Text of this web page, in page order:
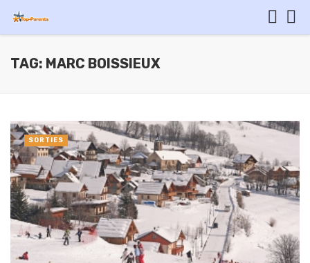
TAG: MARC BOISSIEUX
SORTIES